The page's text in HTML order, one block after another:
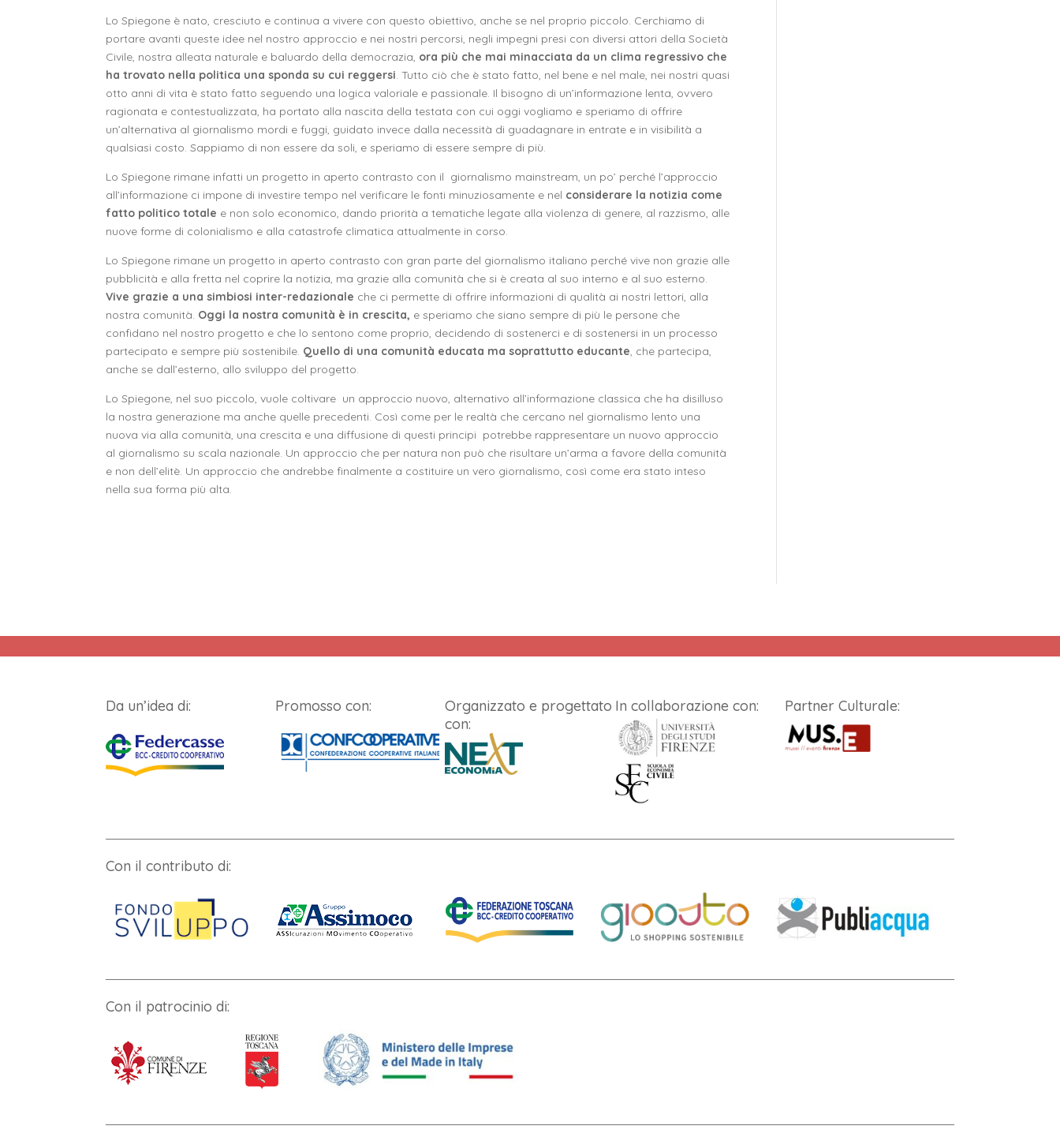
Lo Spiegone è nato, cresciuto e continua a vivere con questo obiettivo, anche se nel proprio piccolo. Cerchiamo di
portare avanti queste idee nel nostro approccio e nei nostri percorsi, negli impegni presi con diversi attori della Società
Civile, nostra alleata naturale e baluardo della democrazia, ora più che mai minacciata da un clima regressivo che
ha trovato nella politica una sponda su cui reggersi. Tutto ciò che è stato fatto, nel bene e nel male, nei nostri quasi
otto anni di vita è stato fatto seguendo una logica valoriale e passionale. Il bisogno di un’informazione lenta, ovvero
ragionata e contestualizzata, ha portato alla nascita della testata con cui oggi vogliamo e speriamo di offrire
un’alternativa al giornalismo mordi e fuggi, guidato invece dalla necessità di guadagnare in entrate e in visibilità a
qualsiasi costo. Sappiamo di non essere da soli, e speriamo di essere sempre di più.
Lo Spiegone rimane infatti un progetto in aperto contrasto con il giornalismo mainstream, un po’ perché l’approccio
all’informazione ci impone di investire tempo nel verificare le fonti minuziosamente e nel considerare la notizia come
fatto politico totale e non solo economico, dando priorità a tematiche legate alla violenza di genere, al razzismo, alle
nuove forme di colonialismo e alla catastrofe climatica attualmente in corso.
Lo Spiegone rimane un progetto in aperto contrasto con gran parte del giornalismo italiano perché vive non grazie alle
pubblicità e alla fretta nel coprire la notizia, ma grazie alla comunità che si è creata al suo interno e al suo esterno.
Vive grazie a una simbiosi inter-redazionale che ci permette di offrire informazioni di qualità ai nostri lettori, alla
nostra comunità. Oggi la nostra comunità è in crescita, e speriamo che siano sempre di più le persone che
confidano nel nostro progetto e che lo sentono come proprio, decidendo di sostenerci e di sostenersi in un processo
partecipato e sempre più sostenibile. Quello di una comunità educata ma soprattutto educante, che partecipa,
anche se dall’esterno, allo sviluppo del progetto.
Lo Spiegone, nel suo piccolo, vuole coltivare un approccio nuovo, alternativo all’informazione classica che ha disilluso
la nostra generazione ma anche quelle precedenti. Così come per le realtà che cercano nel giornalismo lento una
nuova via alla comunità, una crescita e una diffusione di questi principi potrebbe rappresentare un nuovo approccio
al giornalismo su scala nazionale. Un approccio che per natura non può che risultare un’arma a favore della comunità
e non dell’elitè. Un approccio che andrebbe finalmente a costituire un vero giornalismo, così come era stato inteso
nella sua forma più alta.
Da un’idea di: Promosso con:
Organizzato e progettato
con:
In collaborazione con: Partner Culturale:
Con il contributo di:
Con il patrocinio di: